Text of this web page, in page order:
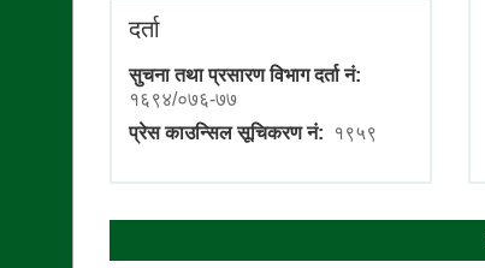
दर्ता
सुचना तथा प्रसारण विभाग दर्ता नं:
१६९४/०७६-७७
प्रेस काउन्सिल सूचिकरण नं:
१९५९